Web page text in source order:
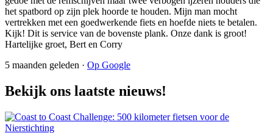
het spatbord op zijn plek hoorde te houden. Mijn man mocht
vertrekken met een goedwerkende fiets en hoefde niets te betalen.
Kijk! Dit is service van de bovenste plank. Onze dank is groot!
Hartelijke groet, Bert en Corry
5 maanden geleden · Op Google
Bekijk ons laatste nieuws!